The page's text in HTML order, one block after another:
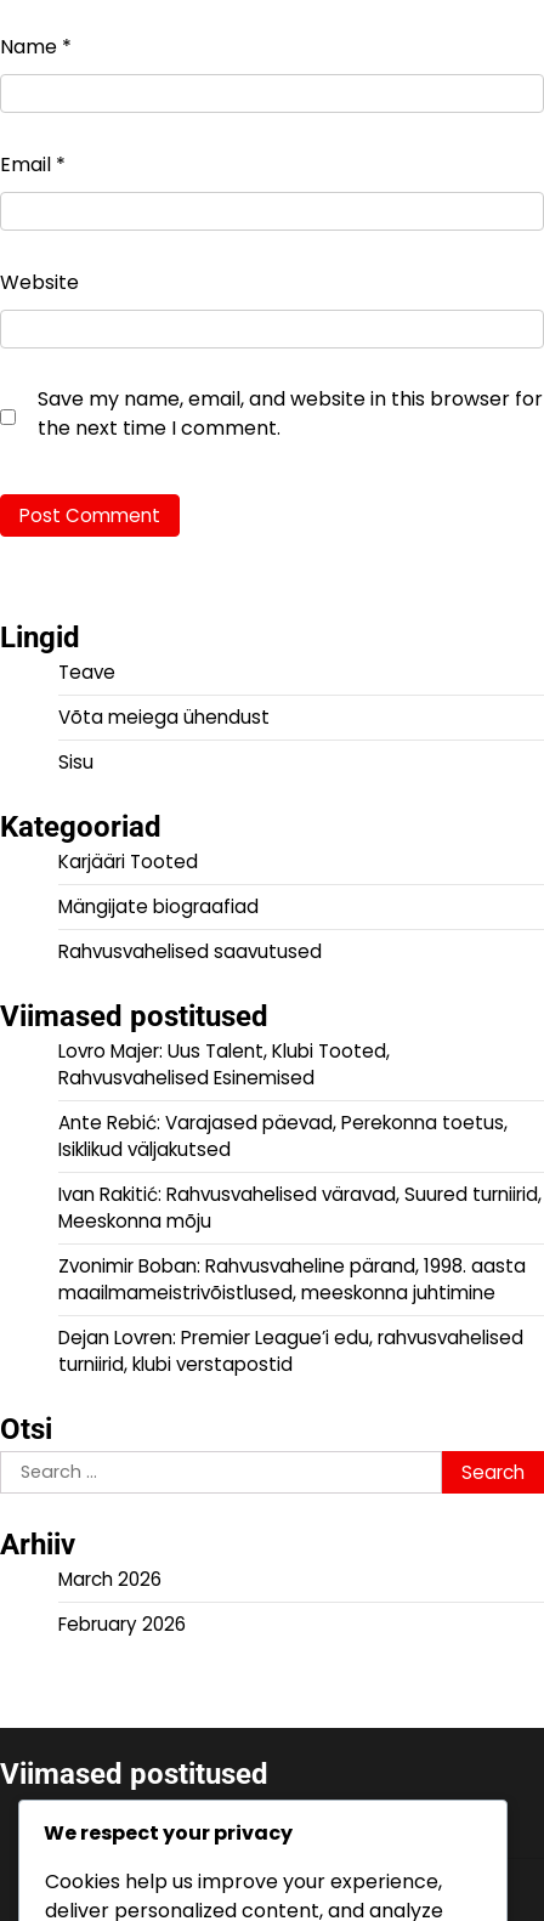
Name *
Email *
Website
Save my name, email, and website in this browser for
the next time I comment.
Lingid
Teave
Võta meiega ühendust
Sisu
Kategooriad
Karjääri Tooted
Mängijate biograafiad
Rahvusvahelised saavutused
Viimased postitused
Lovro Majer: Uus Talent, Klubi Tooted,
Rahvusvahelised Esinemised
Ante Rebić: Varajased päevad, Perekonna toetus,
Isiklikud väljakutsed
Ivan Rakitić: Rahvusvahelised väravad, Suured turniirid,
Meeskonna mõju
Zvonimir Boban: Rahvusvaheline pärand, 1998. aasta
maailmameistrivõistlused, meeskonna juhtimine
Dejan Lovren: Premier League’i edu, rahvusvahelised
turniirid, klubi verstapostid
Otsi
Search
for:
Arhiiv
March 2026
February 2026
Viimased postitused
Lovro Majer: Uus Talent, Klubi Tooted,
Rahvusvahelised Esinemised
Ante Rebić: Varajased päevad, Perekonna toetus,
Isiklikud väljakutsed
We respect your privacy
Cookies help us improve your experience,
deliver personalized content, and analyze